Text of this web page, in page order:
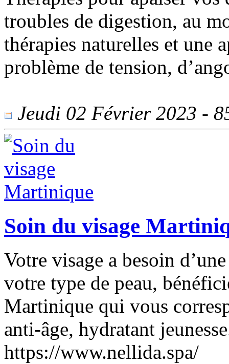
troubles de digestion, au
thérapies naturelles et une
problème de tension,
Jeudi 02 Février 2023 -
Soin du visage
Votre visage a besoin
votre type de peau,
Martinique qui vous
anti-âge, hydratant
https://www.nellida.spa/